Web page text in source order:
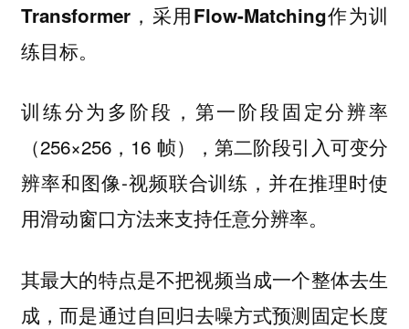
Transformer，采用Flow-Matching作为训
练目标。
训练分为多阶段，第一阶段固定分辨率
（256×256，16 帧），第二阶段引入可变分
辨率和图像-视频联合训练，并在推理时使
用滑动窗口方法来支持任意分辨率。
其最大的特点是不把视频当成一个整体去生
成，而是通过自回归去噪方式预测固定长度